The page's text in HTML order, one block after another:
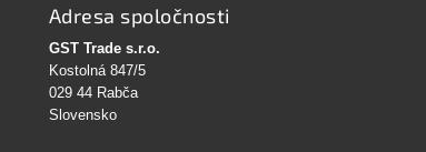
Adresa spoločnosti
GST Trade s.r.o.
Kostolná 847/5
029 44 Rabča
Slovensko